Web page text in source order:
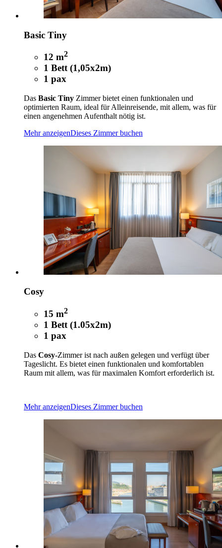
Basic Tiny
12 m2
1 Bett (1,05x2m)
1 pax
Das Basic Tiny Zimmer bietet einen funktionalen und
optimierten Raum, ideal für Alleinreisende, mit allem, was für
einen angenehmen Aufenthalt nötig ist.
Mehr anzeigenDieses Zimmer buchen
Cosy
15 m2
1 Bett (1.05x2m)
1 pax
Das Cosy-Zimmer ist nach außen gelegen und verfügt über
Tageslicht. Es bietet einen funktionalen und komfortablen
Raum mit allem, was für maximalen Komfort erforderlich ist.
Mehr anzeigenDieses Zimmer buchen